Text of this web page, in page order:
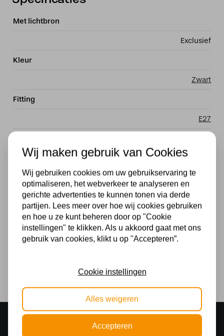
Met lichtbron
Exclusief
Kleur
Zwart
Fitting
E27
Materiaal
Merk
Art Deco Trade
500 m2 lampenwinkel in Rijssen
Wij maken gebruik van Cookies
Wij gebruiken cookies om uw gebruikservaring te
optimaliseren, het webverkeer te analyseren en
gerichte advertenties te kunnen tonen via derde
partijen. Lees meer over hoe wij cookies gebruiken
en hoe u ze kunt beheren door op "Cookie
instellingen" te klikken. Als u akkoord gaat met ons
gebruik van cookies, klikt u op "Accepteren”.
Cookie instellingen
Alles weigeren
Accepteren